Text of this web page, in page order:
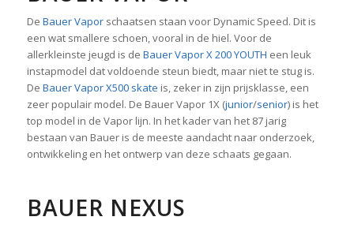
De Bauer Vaporschaatsen staan voor Dynamic Speed. Dit is
een wat smallere schoen, vooral in de hiel. Voor de
allerkleinste jeugd is de Bauer Vapor X 200 YOUTH een leuk
instapmodel dat voldoende steun biedt, maar niet te stug is.
De Bauer Vapor X500 skate is, zeker in zijn prijsklasse, een
zeer populair model. De Bauer Vapor 1X (junior/senior) is het
top model in de Vapor lijn. In het kader van het 87 jarig
bestaan van Bauer is de meeste aandacht naar onderzoek,
ontwikkeling en het ontwerp van deze schaats gegaan.
BAUER NEXUS